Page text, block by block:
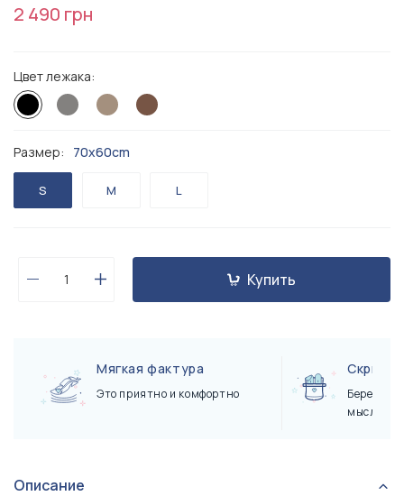
2 490 грн
Цвет лежака:
Размер: 70x60cm
S M L
Купить
Мягкая фактура
Это приятно и комфортно
Берегут
мыслей
Описание